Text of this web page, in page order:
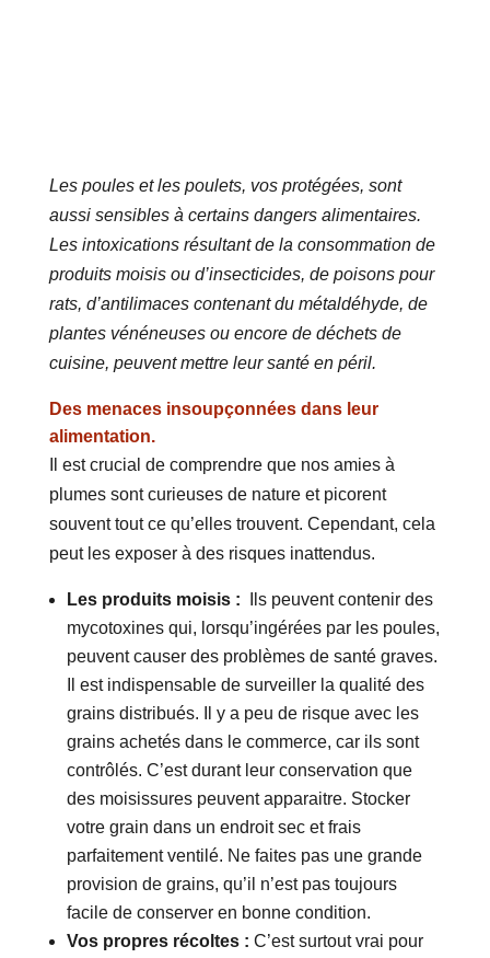
Les poules et les poulets, vos protégées, sont
aussi sensibles à certains dangers alimentaires.
Les intoxications résultant de la consommation de
produits moisis ou d’insecticides, de poisons pour
rats, d’antilimaces contenant du métaldéhyde, de
plantes vénéneuses ou encore de déchets de
cuisine, peuvent mettre leur santé en péril.
Des menaces insoupçonnées dans leur
alimentation.
Il est crucial de comprendre que nos amies à
plumes sont curieuses de nature et picorent
souvent tout ce qu’elles trouvent. Cependant, cela
peut les exposer à des risques inattendus.
Les produits moisis : Ils peuvent contenir des
mycotoxines qui, lorsqu’ingérées par les poules,
peuvent causer des problèmes de santé graves.
Il est indispensable de surveiller la qualité des
grains distribués. Il y a peu de risque avec les
grains achetés dans le commerce, car ils sont
contrôlés. C’est durant leur conservation que
des moisissures peuvent apparaitre. Stocker
votre grain dans un endroit sec et frais
parfaitement ventilé. Ne faites pas une grande
provision de grains, qu’il n’est pas toujours
facile de conserver en bonne condition.
Vos propres récoltes : C’est surtout vrai pour